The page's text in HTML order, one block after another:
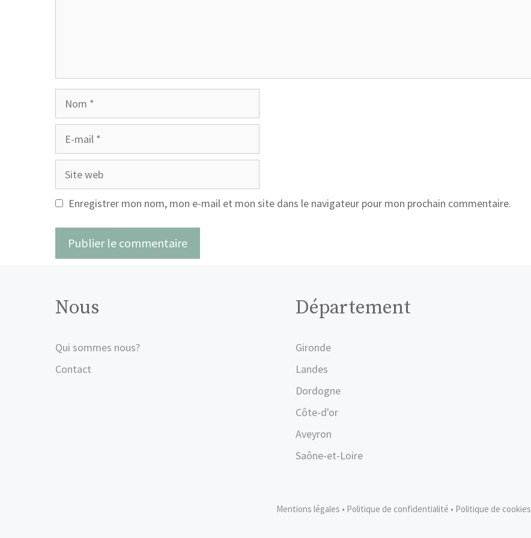
Site
Enregistrer mon nom, mon e-mail et mon site dans le navigateur pour mon prochain commentaire.
Nous
Qui sommes nous?
Contact
Département
Gironde
Landes
Dordogne
Côte-d'or
Aveyron
Saône-et-Loire
Mentions légales • Politique de confidentialité • Politique de cookies